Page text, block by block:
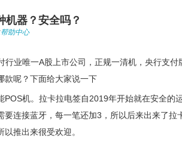
机器？安全吗？
帮助中心
行业唯一A股上市公司，正规一清机，央行支
款呢？下面给大家说一下
机。拉卡拉电签自2019年开始就在安全
连接蓝牙，每一笔还加3，所以后来出来了
推出来很受欢迎。